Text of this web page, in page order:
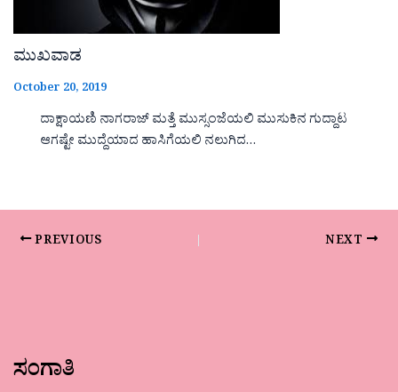
ಮುಖವಾಡ
October 20, 2019
ದಾಕ್ಷಾಯಣಿ ನಾಗರಾಜ್ ಮತ್ತೆ ಮುಸ್ಸಂಜೆಯಲಿ ಮುಸುಕಿನ ಗುದ್ದಾಟ
ಆಗಷ್ಟೇ ಮುದ್ದೆಯಾದ ಹಾಸಿಗೆಯಲಿ ನಲುಗಿದ…
PREVIOUS NEXT
ಸಂಗಾತಿ